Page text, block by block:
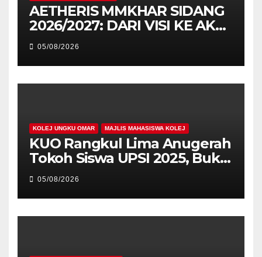
AETHERIS MMKHAR SIDANG
2026/2027: DARI VISI KE AKSI,
MEMBINA LEGASI GENERASI
PEMIMPIN
05/08/2026
KOLEJ UNGKU OMAR MAJLIS MAHASISWA KOLEJ
KUO Rangkul Lima Anugerah
Tokoh Siswa UPSI 2025, Bukti
Kecemerlangan Mahasiswa
Holistik
05/08/2026